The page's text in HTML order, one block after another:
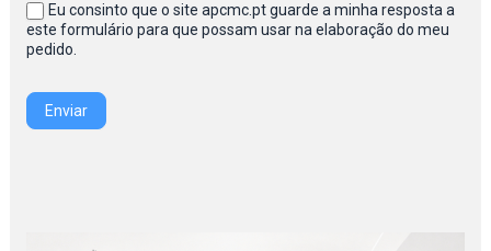
Eu consinto que o site apcmc.pt guarde a minha resposta a
este formulário para que possam usar na elaboração do meu
pedido.
Enviar